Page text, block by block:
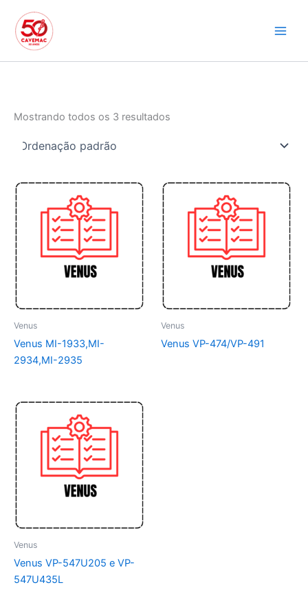
para
Mostrando todos os 3 resultados
Venus
Venus MI-1933,MI-
2934,MI-2935
Venus
Venus VP-474/VP-491
Venus
Venus VP-547U205 e VP-
547U435L